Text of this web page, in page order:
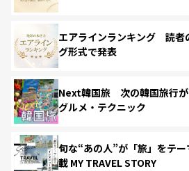
エアラインランキング 読者
グ形式で発表
Next韓国旅 次の韓国旅行が
グルメ・テクニック
旬な“あの人”が「旅」をテ
載 MY TRAVEL STORY